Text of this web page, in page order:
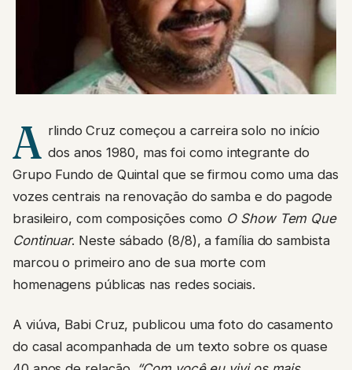
A rlindo Cruz começou a carreira solo no início
dos anos 1980, mas foi como integrante do
Grupo Fundo de Quintal que se firmou como uma das
vozes centrais na renovação do samba e do pagode
brasileiro, com composições como O Show Tem Que
Continuar. Neste sábado (8/8), a família do sambista
marcou o primeiro ano de sua morte com
homenagens públicas nas redes sociais.
A viúva, Babi Cruz, publicou uma foto do casamento
do casal acompanhada de um texto sobre os quase